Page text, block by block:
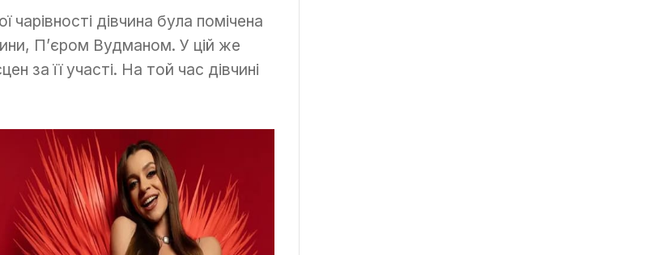
дівчина була помічена
П’єром Вудманом. У цій же
за її участі. На той час дівчині